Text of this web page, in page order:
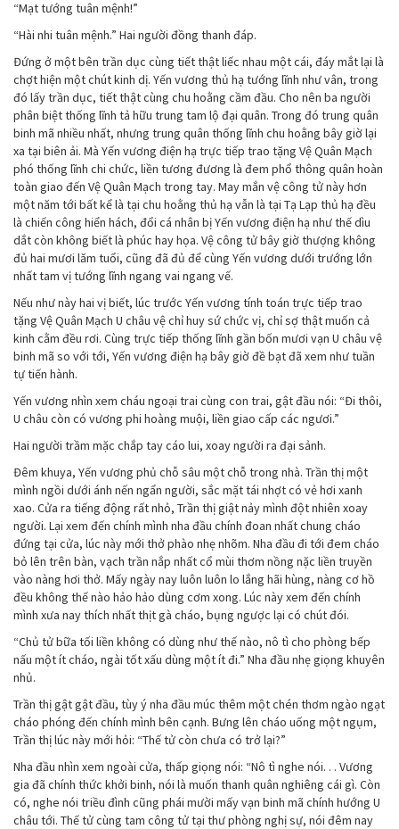
“Mạt tướng tuân mệnh!”
“Hài nhi tuân mệnh.” Hai người đồng thanh đáp.
Đứng ở một bên trần dục cùng tiết thật liếc nhau một cái, đáy mắt lại là
chợt hiện một chút kinh dị. Yến vương thủ hạ tướng lĩnh như vân, trong
đó lấy trần dục, tiết thật cùng chu hoằng cầm đầu. Cho nên ba người
phân biệt thống lĩnh tả hữu trung tam lộ đại quân. Trong đó trung quân
binh mã nhiều nhất, nhưng trung quân thống lĩnh chu hoằng bây giờ lại
xa tại biên ải. Mà Yến vương điện hạ trực tiếp trao tặng Vệ Quân Mạch
phó thống lĩnh chi chức, liền tương đương là đem phổ thông quân hoàn
toàn giao đến Vệ Quân Mạch trong tay. May mắn vệ công tử này hơn
một năm tới bất kể là tại chu hoằng thủ hạ vẫn là tại Tạ Lạp thủ hạ đều
là chiến công hiển hách, đổi cá nhân bị Yến vương điện hạ như thế dìu
dắt còn không biết là phúc hay họa. Vệ công tử bây giờ thượng không
đủ hai mươi lăm tuổi, cũng đã đủ để cùng Yến vương dưới trướng lớn
nhất tam vị tướng lĩnh ngang vai ngang vế.
Nếu như này hai vị biết, lúc trước Yến vương tính toán trực tiếp trao
tặng Vệ Quân Mạch U châu vệ chỉ huy sứ chức vị, chỉ sợ thật muốn cả
kinh cằm đều rơi. Cùng trực tiếp thống lĩnh gần bốn mươi vạn U châu vệ
binh mã so với tới, Yến vương điện hạ bây giờ đề bạt đã xem như tuần
tự tiến hành.
Yến vương nhìn xem cháu ngoại trai cùng con trai, gật đầu nói: “Đi thôi,
U châu còn có vương phi hoàng muội, liền giao cấp các ngươi.”
Hai người trầm mặc chắp tay cáo lui, xoay người ra đại sảnh.
Đêm khuya, Yến vương phủ chỗ sâu một chỗ trong nhà. Trần thị một
mình ngồi dưới ánh nến ngẩn người, sắc mặt tái nhợt có vẻ hơi xanh
xao. Cửa ra tiếng động rất nhỏ, Trần thị giật nảy mình đột nhiên xoay
người. Lại xem đến chính mình nha đầu chính đoan nhất chung cháo
đứng tại cửa, lúc này mới thở phào nhẹ nhõm. Nha đầu đi tới đem cháo
bỏ lên trên bàn, vạch trần nắp nhất cổ mùi thơm nồng nặc liền truyền
vào nàng hơi thở. Mấy ngày nay luôn luôn lo lắng hãi hùng, nàng cơ hồ
đều không thế nào hảo hảo dùng cơm xong. Lúc này xem đến chính
mình xưa nay thích nhất thịt gà cháo, bụng ngược lại có chút đói.
“Chủ tử bữa tối liền không có dùng như thế nào, nô tì cho phòng bếp
nấu một ít cháo, ngài tốt xấu dùng một ít đi.” Nha đầu nhẹ giọng khuyên
nhủ.
Trần thị gật gật đầu, tùy ý nha đầu múc thêm một chén thơm ngào ngạt
cháo phóng đến chính mình bên cạnh. Bưng lên cháo uống một ngụm,
Trần thị lúc này mới hỏi: “Thế tử còn chưa có trở lại?”
Nha đầu nhìn xem ngoài cửa, thấp giọng nói: “Nô tì nghe nói. . . Vương
gia đã chính thức khởi binh, nói là muốn thanh quân nghiêng cái gì. Còn
có, nghe nói triều đình cũng phái mười mấy vạn binh mã chính hướng U
châu tới. Thế tử cùng tam công tử tại thư phòng nghị sự, nói đêm nay